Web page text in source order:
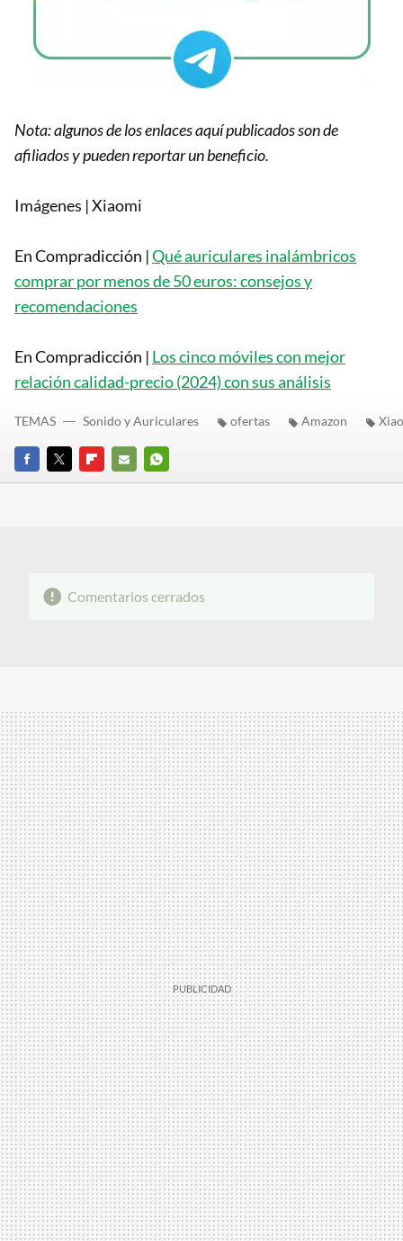
Nota: algunos de los enlaces aquí publicados son de
afiliados y pueden reportar un beneficio.
Imágenes | Xiaomi
En Compradicción |Qué auriculares inalámbricos
comprar por menos de 50 euros: consejos y
recomendaciones
En Compradicción | Los cinco móviles con mejor
relación calidad-precio (2024) con sus análisis
FACEBOOK
TWITTERFLIPBOARD
E-
WHATSAPP
TEMAS Sonido y Auriculares ofertas Amazon
Comentarios cerrados